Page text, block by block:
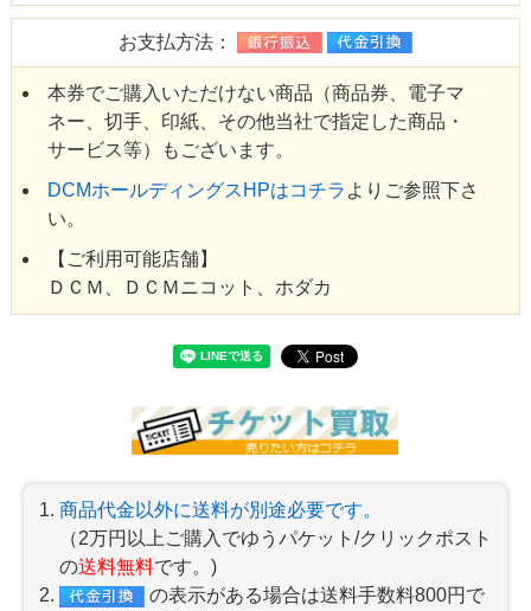
お支払方法：
本券でご購入いただけない商品（商品券、電子マ
ネー、切手、印紙、その他当社で指定した商品・
サービス等）もございます。
DCMホールディングスHPはコチラ よりご参照下さ
い。
【ご利用可能店舗】
ＤＣＭ、ＤＣＭニコット、ホダカ
商品代金以外に送料が別途必要です。
（2万円以上ご購入でゆうパケット/クリックポスト
の送料無料です。)
の表示がある場合は送料手数料800円で